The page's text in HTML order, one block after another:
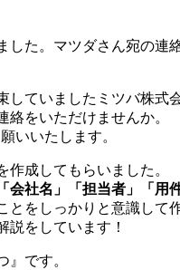
た。マツダさん宛の
ていましたミツバ株
をいただけませんか。
いいたします。
作成してもらいました。
会社名」「担当者」「
をしっかりと意識して
説をしています！
』です。